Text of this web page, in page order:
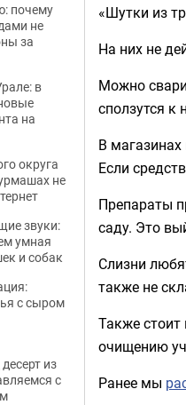
«Шутки из
На них не
Можно
сползутся к
В
Если
Препараты
саду. Это
Слизни
также не
Также стоит
очищению
Ранее мы
почему
не
за
в
на
округа
не
звуки:
умная
и собак
с сыром
из
с